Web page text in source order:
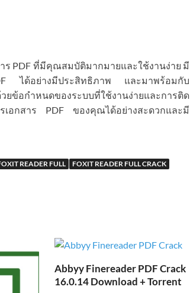
ร PDF ที่มีคุณสมบัติมากมายและใช้งานง่าย มี
ได้อย่างมีประสิทธิภาพ และมาพร้อมกับ
ข้อกำหนดของระบบที่ใช้งานง่ายและการติด
อกสาร PDF ของคุณได้อย่างสะดวกและมี
READER FULL
FOXIT READER FULL CRACK
Abbyy Finereader PDF Crack
16.0.14 Download + Torrent